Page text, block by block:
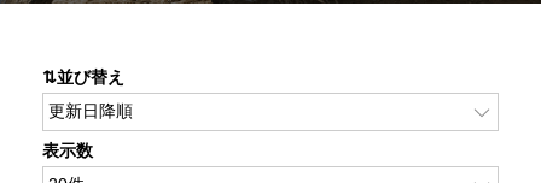
⇅並び替え
表示数